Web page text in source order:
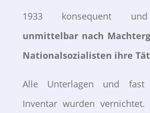
1933 konsequent
unmittelbar nach
Nationalsozialisten ihre
Alle Unterlagen und fast
Inventar wurden